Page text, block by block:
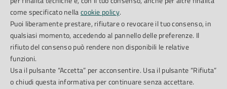
Segnalazioni accessibilità
SEGUICI SU
Facebook
come specificato nellacookie policy.
Puoi liberamente prestare, rifiutare o revocare il tuo consenso, in
qualsiasi momento, accedendo al pannello delle preferenze. Il
rifiuto del consenso può rendere non disponibili le relative
funzioni.
Usa il pulsante “Accetta” per acconsentire. Usa il pulsante “Rifiuta”
o chiudi questa informativa per continuare senza accettare.